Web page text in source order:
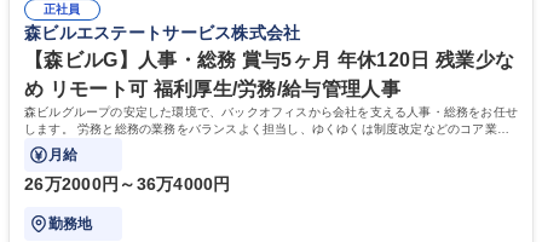
平均100件前後■メール・手紙：同上40件前後 募集職種 中野本社【お客様
相談室】お客様のお声をもとにより良い商品づくりへ貢献
すのでご安心ください。 【当社について】キリングループの広報機能を担
う会社として、お客様との出会いを大切にし、磨き上げたホスピタリティ
を込めてコミュニケーションをとりながら広報関連業務を行っておりま
す。 学歴・資格 学歴：大学院 大学 高専 短大 専修学校 高校 語学力： 資
格：
正社員
森ビルエステートサービス株式会社
【森ビルG】人事・総務 賞与5ヶ月 年休120日 残業少な
め リモート可 福利厚生/労務/給与管理人事
森ビルグループの安定した環境で、バックオフィスから会社を支える人事・総務をお任せ
します。 労務と総務の業務をバランスよく担当し、ゆくゆくは制度改定などのコア業務
にも挑戦できる、やりがいある環境です。
月給
26万2000円～36万4000円
勤務地